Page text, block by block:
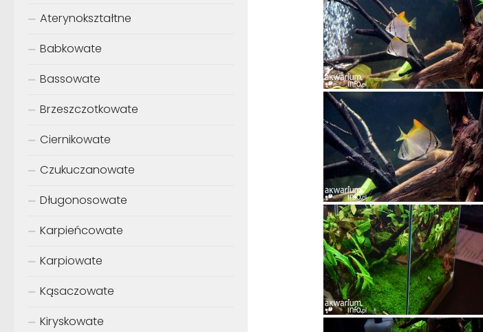
Aterynokształtne
Babkowate
Bassowate
Brzeszczotkowate
Ciernikowate
Czukuczanowate
Długonosowate
Karpieńcowate
Karpiowate
Kąsaczowate
Kiryskowate